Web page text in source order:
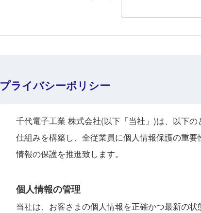
プライバシーポリシー
千代電子工業 株式会社(以下「当社」)は、以下
仕組みを構築し、全従業員に個人情報保護の重
情報の保護を推進致します。
個人情報の管理
当社は、お客さまの個人情報を正確かつ最新の